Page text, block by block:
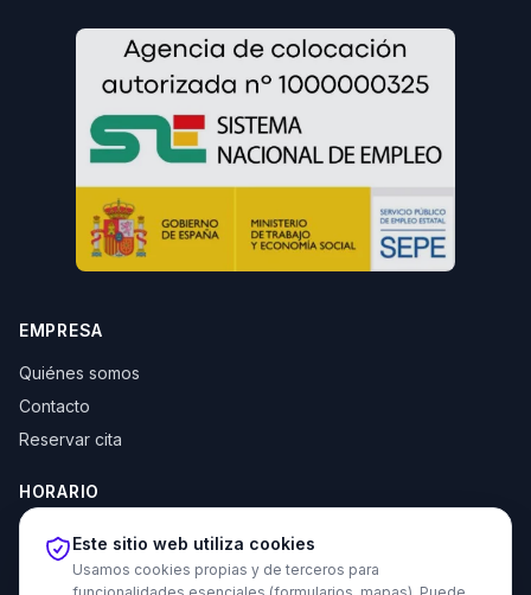
EMPRESA
Quiénes somos
Contacto
Reservar cita
HORARIO
Lun–Jue: 10:00–14:00 y 16:30–20:00
Vie: 10:00–14:00
Este sitio web utiliza cookies
Usamos cookies propias y de terceros para